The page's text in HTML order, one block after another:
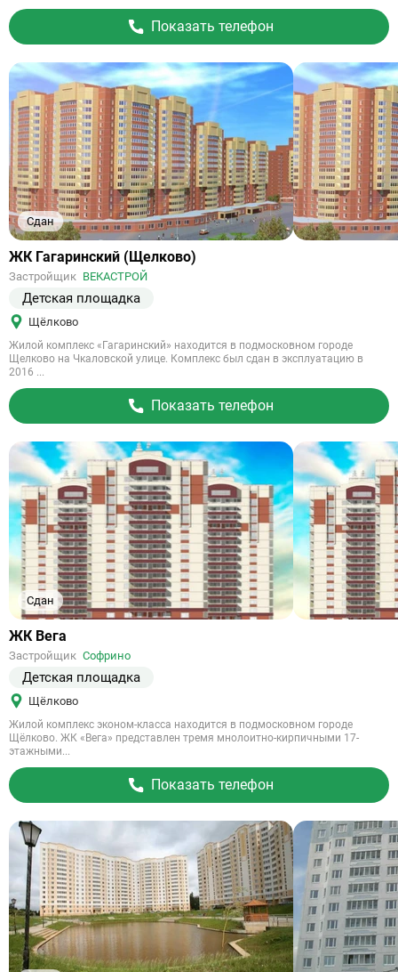
Показать телефон
Сдан
Ссылка
объект
ЖК Гагаринский (Щелково)
Застройщик ВЕКАСТРОЙ
Детская площадка
Щёлково
Жилой комплекс «Гагаринский» находится в подмосковном городе
Щелково на Чкаловской улице. Комплекс был сдан в эксплуатацию в
2016 ...
Показать телефон
Сдан
Ссылка
объект
ЖК Вега
Застройщик Софрино
Детская площадка
Щёлково
Жилой комплекс эконом-класса находится в подмосковном городе
Щёлково. ЖК «Вега» представлен тремя мнолоитно-кирпичными 17-
этажными...
Показать телефон